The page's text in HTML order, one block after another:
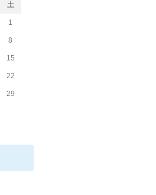
土
1
8
15
22
29